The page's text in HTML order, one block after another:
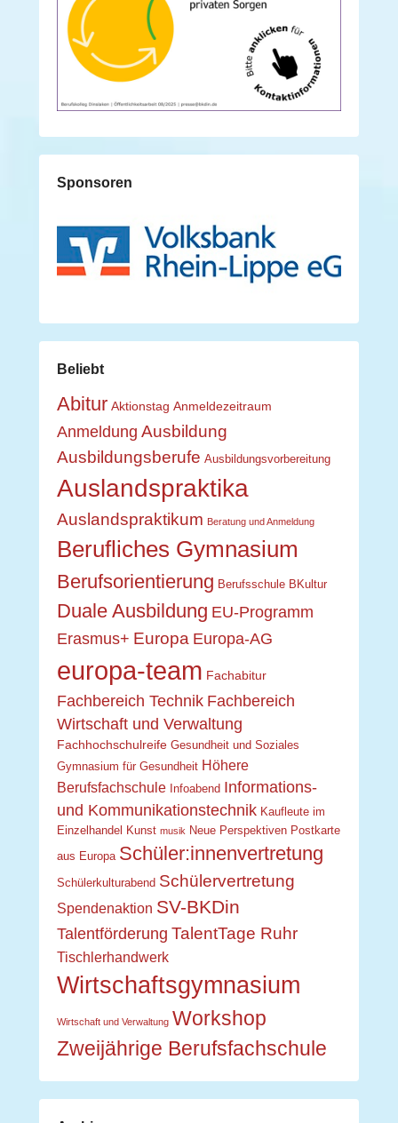
Sponsoren
Beliebt
Abitur Aktionstag Anmeldezeitraum
Anmeldung Ausbildung
Ausbildungsberufe Ausbildungsvorbereitung
Auslandspraktika
Auslandspraktikum Beratung und Anmeldung
Berufliches Gymnasium
Berufsorientierung Berufsschule BKultur
Duale Ausbildung EU-Programm
Erasmus+ Europa Europa-AG
europa-team Fachabitur
Fachbereich Technik Fachbereich
Wirtschaft und Verwaltung
Fachhochschulreife Gesundheit und Soziales
Gymnasium für Gesundheit Höhere
Berufsfachschule Infoabend Informations-
und Kommunikationstechnik Kaufleute im
Einzelhandel
Kunst musik Neue Perspektiven Postkarte
aus Europa Schüler:innenvertretung
Schülerkulturabend Schülervertretung
Spendenaktion SV-BKDin
Talentförderung TalentTage Ruhr
Tischlerhandwerk
Wirtschaftsgymnasium
Wirtschaft und Verwaltung Workshop
Zweijährige Berufsfachschule